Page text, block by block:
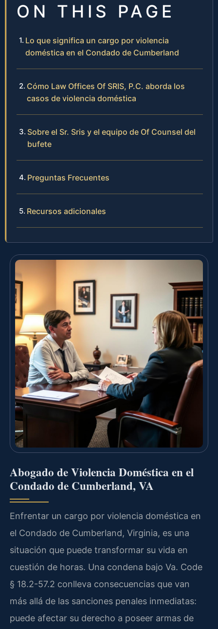
ON THIS PAGE
Lo que significa un cargo por violencia
doméstica en el Condado de Cumberland
Cómo Law Offices Of SRIS, P.C. aborda los
casos de violencia doméstica
Sobre el Sr. Sris y el equipo de Of Counsel del
bufete
Preguntas Frecuentes
Recursos adicionales
Abogado de Violencia Doméstica en el
Condado de Cumberland, VA
Enfrentar un cargo por violencia doméstica en
el Condado de Cumberland, Virginia, es una
situación que puede transformar su vida en
cuestión de horas. Una condena bajo Va. Code
§ 18.2-57.2 conlleva consecuencias que van
más allá de las sanciones penales inmediatas:
puede afectar su derecho a poseer armas de